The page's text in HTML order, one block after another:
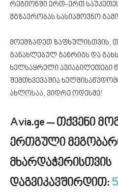
რეგიონში ერთ-ერთ
მგზავრობას სასიამოვნო
მოემზადეთ ზაფხულისთვის,
განახლებულ განრიგს და
ხელსაყრელი ავიაბილეთები
შემთხვევაშია
ახლოსაა, ვიდრე ოდესმე!
Avia.ge – თქვენი
ერთგული
მხარდაჭერისთვის
დაგვიკავშირდით: